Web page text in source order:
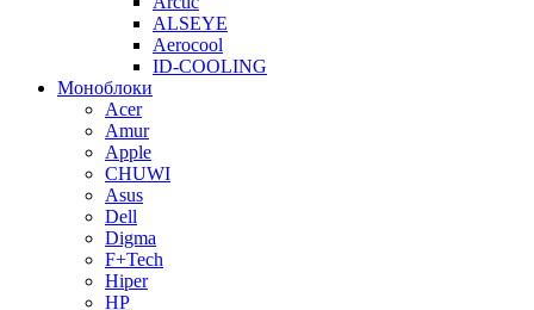
ALSEYE
Aerocool
ID-COOLING
Моноблоки
Acer
Amur
Apple
CHUWI
Asus
Dell
Digma
F+Tech
Hiper
HP